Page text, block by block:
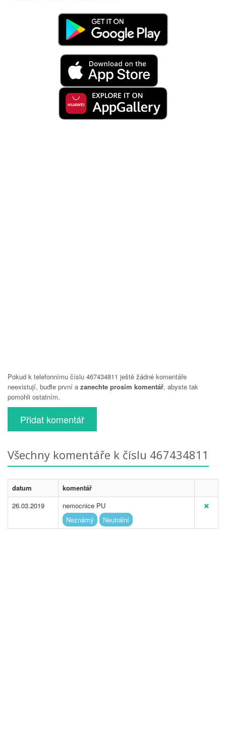
Pokud k telefonnímu číslu 467434811 ještě žádné komentáře
neexistují, buďte první a zanechte prosím komentář, abyste tak
pomohli ostatním.
Přidat komentář
Všechny komentáře k číslu 467434811
datum
komentář
26.03.2019
nemocnice PU
Neznámý
Neutrální